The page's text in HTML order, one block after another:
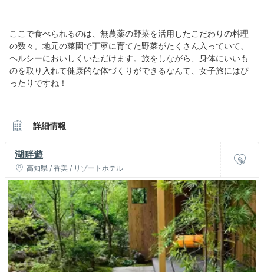
ここで食べられるのは、無農薬の野菜を活用したこだわりの料理
の数々。地元の菜園で丁寧に育てた野菜がたくさん入っていて、
ヘルシーにおいしくいただけます。旅をしながら、身体にいいも
のを取り入れて健康的な体づくりができるなんて、女子旅にはぴ
ったりですね！
詳細情報
湖畔遊
高知県 / 香美 / リゾートホテル